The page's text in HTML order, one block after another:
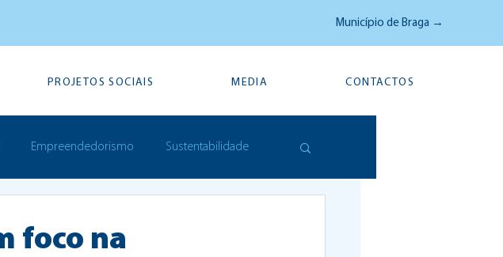
Município de Braga →
PROJETOS SOCIAIS MEDIA CONTACTOS
Empreendedorismo Sustentabilidade
foco na